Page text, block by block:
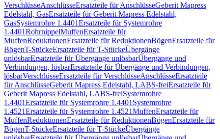
VerschlüsseAnschlüsseErsatzteile für AnschlüsseGeberit Mapress
Edelstahl, GasErsatzteile für Geberit Mapress Edelstahl,
GasSystemrohre 1.4401Ersatzteile für Systemrohre
1.4401RohrnippelMuffenErsatzteile für
MuffenReduktionenErsatzteile für ReduktionenBögenErsatzteile für
BögenT-StückeErsatzteile für T-StückeÜbergänge
unlösbarErsatzteile für Übergänge unlösbarÜbergänge und
Verbindungen, lösbarErsatzteile für Übergänge und Verbindungen,
lösbarVerschlüsseErsatzteile für VerschlüsseAnschlüsseErsatzteile
für AnschlüsseGeberit Mapress Edelstahl, LABS-freiErsatzteile für
Geberit Mapress Edelstahl, LABS-freiSystemrohre
1.4401Ersatzteile für Systemrohre 1.4401 Systemrohre
1.4521Ersatzteile für Systemrohre 1.4521MuffenErsatzteile für
MuffenReduktionenErsatzteile für ReduktionenBögenErsatzteile für
BögenT-StückeErsatzteile für T-StückeÜbergänge